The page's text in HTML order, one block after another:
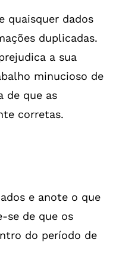
quaisquer dados
duplicadas.
a sua
minucioso de
de que as
corretas.
e anote o que
se de que os
do período de